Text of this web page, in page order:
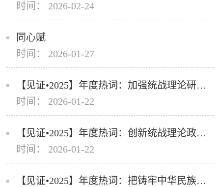
时间： 2026-02-24
同心赋
时间： 2026-01-27
【见证•2025】年度热词：加强统战理论研究队伍建设
时间： 2026-01-22
【见证•2025】年度热词：创新统战理论政策研究方式
时间： 2026-01-22
【见证•2025】年度热词：把铸牢中华民族共同体意识贯穿帮扶工作始终